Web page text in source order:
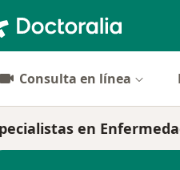
Consulta en línea
en